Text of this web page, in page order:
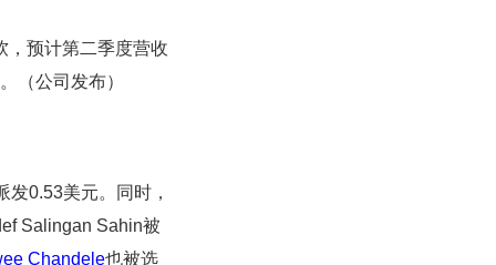
，预计第二季度营收
（公司发布）
0.53美元。同时，
Salingan Sahin被
Chandele也被选